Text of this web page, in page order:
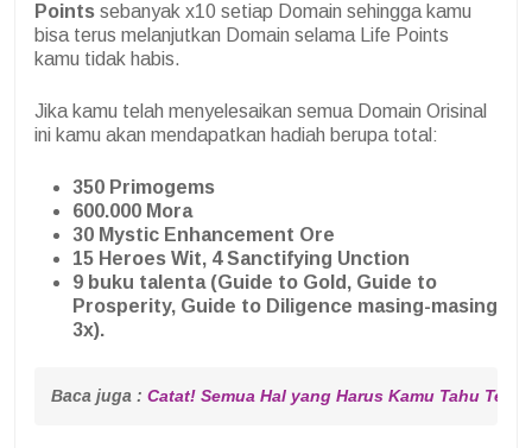
Points sebanyak x10 setiap Domain sehingga kamu
bisa terus melanjutkan Domain selama Life Points
kamu tidak habis.
Jika kamu telah menyelesaikan semua Domain Orisinal
ini kamu akan mendapatkan hadiah berupa total:
350 Primogems
600.000 Mora
30 Mystic Enhancement Ore
15 Heroes Wit, 4 Sanctifying Unction
9 buku talenta (Guide to Gold, Guide to
Prosperity, Guide to Diligence masing-masing
3x).
Baca juga : Catat! Semua Hal yang Harus Kamu Tahu